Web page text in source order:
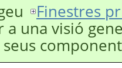
Finestres
a una visió
seus